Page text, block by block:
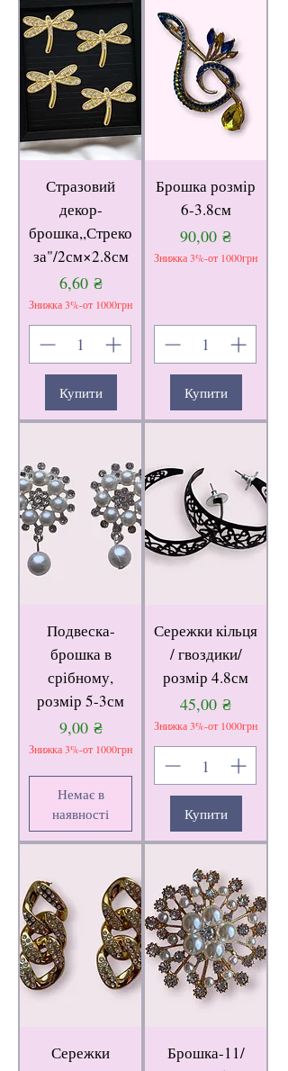
Стразовий
декор-
брошка,,Стреко
за"/2см×2.8см
Ціна
6,60 ₴
Знижка 3%-от 1000грн
Купити
Брошка розмір
6-3.8см
Ціна
90,00 ₴
Знижка 3%-от 1000грн
Купити
Подвеска-
брошка в
срібному,
розмір 5-3см
Ціна
9,00 ₴
Знижка 3%-от 1000грн
Немає в
наявності
Сережки кільця
/ гвоздики/
розмір 4.8см
Ціна
45,00 ₴
Знижка 3%-от 1000грн
Купити
Сережки
Брошка-11/